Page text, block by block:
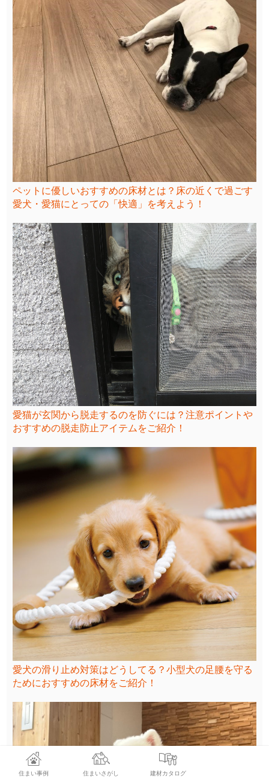
ペットに優しいおすすめの床材とは？床の近くで過ごす
愛犬・愛猫にとっての「快適」を考えよう！
愛猫が玄関から脱走するのを防ぐには？注意ポイントや
おすすめの脱走防止アイテムをご紹介！
愛犬の滑り止め対策はどうしてる？小型犬の足腰を守る
ためにおすすめの床材をご紹介！
住まい事例 住まいさがし 建材カタログ